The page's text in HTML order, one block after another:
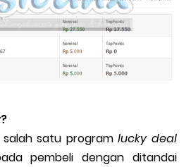
?
salah satu programlucky deal
pembeli dengan ditandai